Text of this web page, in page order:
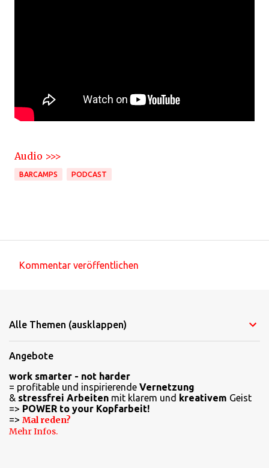
Audio >>>
BARCAMPS PODCAST
m
n
t
a
r
e
Kommentar veröffentlichen
Alle Themen (ausklappen)
Angebote
work smarter - not harder
= profitable und inspirierende Vernetzung
& stressfrei Arbeiten mit klarem und kreativem Geist
=> POWER to your Kopfarbeit!
=> Mal reden?
Mehr Infos.